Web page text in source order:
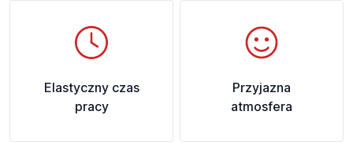
Elastyczny czas
pracy
Przyjazna
atmosfera